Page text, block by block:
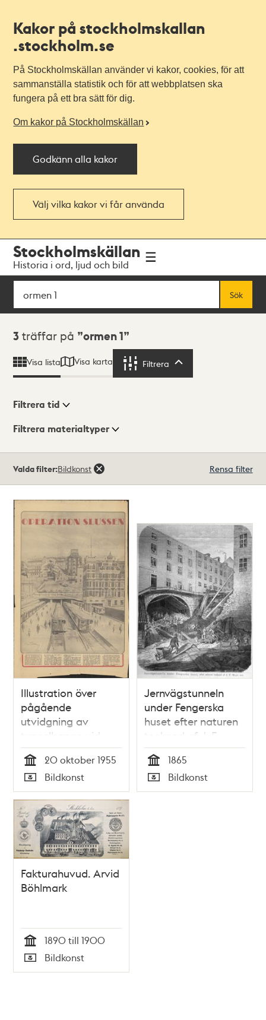
Kakor på stockholmskallan
.stockholm.se
På Stockholmskällan använder vi kakor, cookies, för att
sammanställa statistik och för att webbplatsen ska
fungera på ett bra sätt för dig.
Om kakor på Stockholmskällan
Godkänn alla kakor
Välj vilka kakor vi får använda
navigationen
huvudinnehållet
Stockholmskällan
Historia i ord, ljud och bild
Sök
Sök
Sökresultat
3 träffar på ormen 1
Visa lista Visa karta Filtrera
Visningsläge
Filtrera tid
Filtrera materialtyper
träffar
Valda filter:Bildkonst Rensa filter
Illustration över
pågående
utvidgning av
tunnelbanan vid
Södermalmstorg
Tid
20 oktober 1955
Typ
Bildkonst
Jernvägstunneln
under Fengerska
huset efter naturen
tecknad af J. F.
Meyer s:or. Litografi
i Illustrerad Tidning,
nr 22 den 3 juni 1865.
Tid
1865
Typ
Bildkonst
Fakturahuvud. Arvid
Böhlmark
Tid
1890 till 1900
Typ
Bildkonst